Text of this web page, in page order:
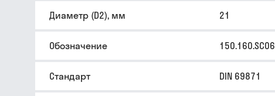
Диаметр (D2), мм 21
Обозначение 150.160.SC06
Стандарт DIN 69871